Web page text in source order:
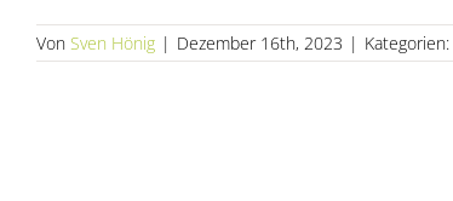
Von Sven Hönig | Dezember 16th, 2023 | Kategorien: